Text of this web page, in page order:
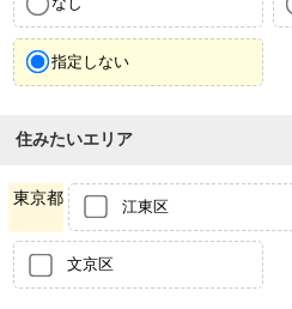
指定しない
住みたいエリア
東京都 江東区
文京区